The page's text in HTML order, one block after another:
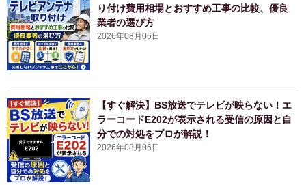
り付け費用相場とおすすめ工事の比較、優良
業者の選び方
2026年08月06日
【すぐ解決】BS放送でテレビが映らない！エ
ラーコードE202が表示される受信の原因と自
分での対処をプロが解説！
2026年08月06日